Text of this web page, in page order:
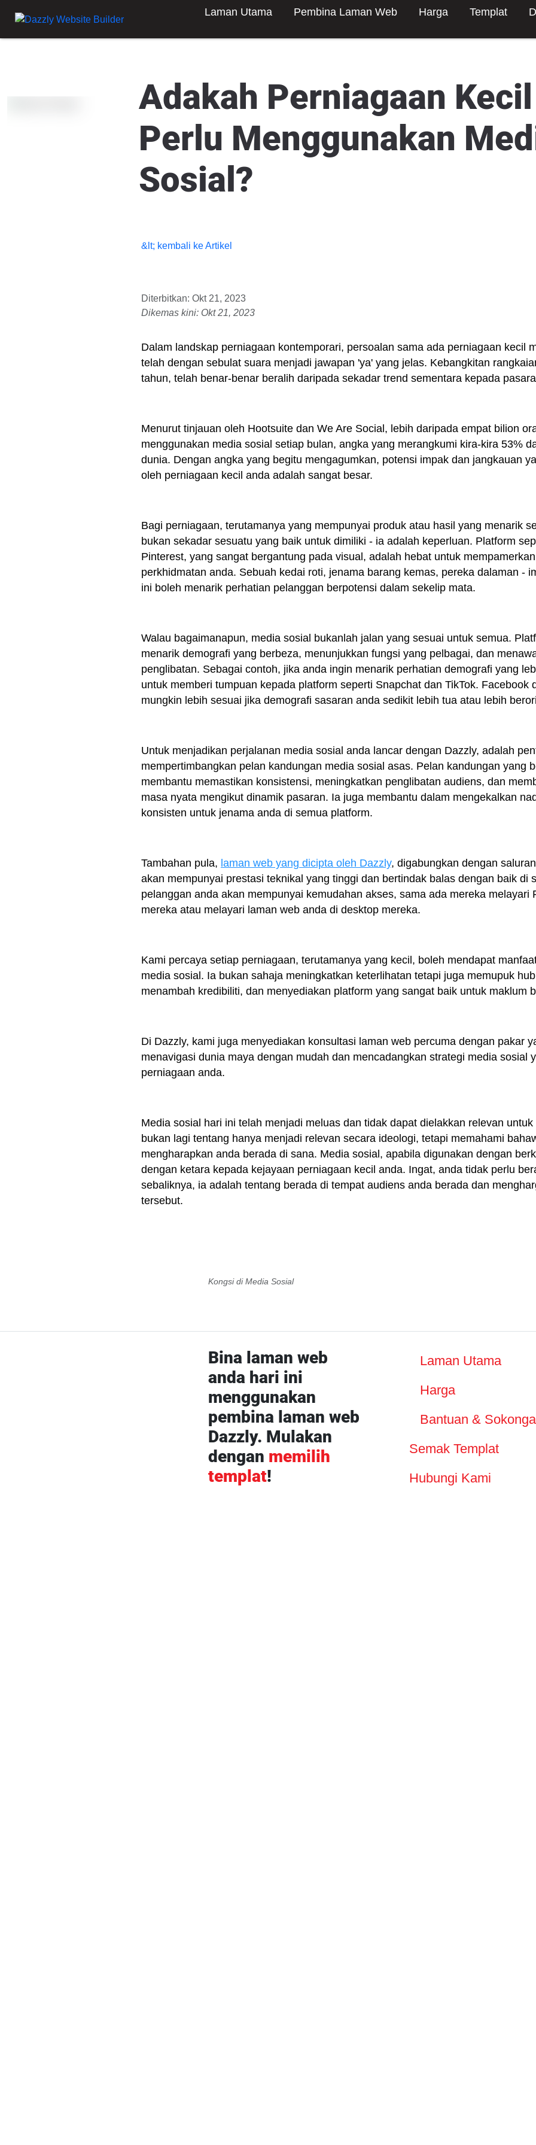
Laman Utama Pembina Laman Web Harga Templat
Adakah Perniagaan
Perlu Menggunakan
Sosial?
&lt; kembali ke Artikel
Diterbitkan: Okt 21, 2023
Dikemas kini: Okt 21, 2023
Dalam landskap perniagaan kontemporari, persoalan sama ada perniagaan kecil
telah dengan sebulat suara menjadi jawapan 'ya' yang jelas. Kebangkitan
tahun, telah benar-benar beralih daripada sekadar trend sementara kepada
Menurut tinjauan oleh Hootsuite dan We Are Social, lebih daripada empat bilion
menggunakan media sosial setiap bulan, angka yang merangkumi kira-kira 53%
dunia. Dengan angka yang begitu mengagumkan, potensi impak dan jangkauan
oleh perniagaan kecil anda adalah sangat besar.
Bagi perniagaan, terutamanya yang mempunyai produk atau hasil yang menarik
bukan sekadar sesuatu yang baik untuk dimiliki - ia adalah keperluan. Platform
Pinterest, yang sangat bergantung pada visual, adalah hebat untuk
perkhidmatan anda. Sebuah kedai roti, jenama barang kemas, pereka dalaman -
ini boleh menarik perhatian pelanggan berpotensi dalam sekelip mata.
Walau bagaimanapun, media sosial bukanlah jalan yang sesuai untuk semua.
menarik demografi yang berbeza, menunjukkan fungsi yang pelbagai, dan
penglibatan. Sebagai contoh, jika anda ingin menarik perhatian demografi yang
untuk memberi tumpuan kepada platform seperti Snapchat dan TikTok. Facebook
mungkin lebih sesuai jika demografi sasaran anda sedikit lebih tua atau lebih
Untuk menjadikan perjalanan media sosial anda lancar dengan Dazzly, adalah
mempertimbangkan pelan kandungan media sosial asas. Pelan kandungan yang
membantu memastikan konsistensi, meningkatkan penglibatan audiens, dan
masa nyata mengikut dinamik pasaran. Ia juga membantu dalam mengekalkan
konsisten untuk jenama anda di semua platform.
Tambahan pula, laman web yang dicipta oleh Dazzly, digabungkan dengan
akan mempunyai prestasi teknikal yang tinggi dan bertindak balas dengan baik di
pelanggan anda akan mempunyai kemudahan akses, sama ada mereka melayari
mereka atau melayari laman web anda di desktop mereka.
Kami percaya setiap perniagaan, terutamanya yang kecil, boleh mendapat
media sosial. Ia bukan sahaja meningkatkan keterlihatan tetapi juga memupuk
menambah kredibiliti, dan menyediakan platform yang sangat baik untuk maklum
Di Dazzly, kami juga menyediakan konsultasi laman web percuma dengan pakar
menavigasi dunia maya dengan mudah dan mencadangkan strategi media sosial
perniagaan anda.
Media sosial hari ini telah menjadi meluas dan tidak dapat dielakkan relevan
bukan lagi tentang hanya menjadi relevan secara ideologi, tetapi memahami
mengharapkan anda berada di sana. Media sosial, apabila digunakan dengan
dengan ketara kepada kejayaan perniagaan kecil anda. Ingat, anda tidak perlu
sebaliknya, ia adalah tentang berada di tempat audiens anda berada dan
tersebut.
Kongsi di Media Sosial
Bina laman web
anda hari ini
menggunakan
pembina laman web
Dazzly. Mulakan
dengan memilih
templat!
Laman Utama
Harga
Bantuan &
Semak Templat
Hubungi Kami